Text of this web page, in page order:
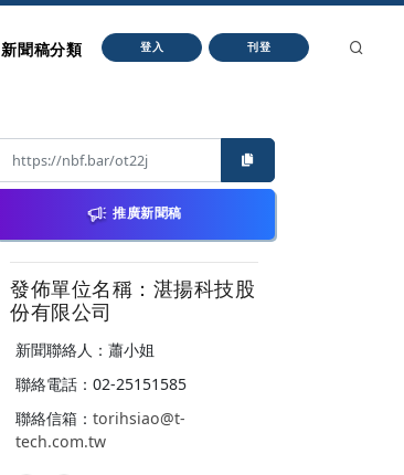
新聞稿分類 登入 刊登
推廣新聞稿
發佈單位名稱：湛揚科技股
份有限公司
新聞聯絡人：蕭小姐
聯絡電話：02-25151585
聯絡信箱： torihsiao@t-
tech.com.tw